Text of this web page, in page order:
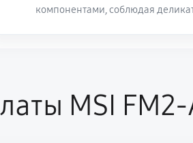
компонентами, соблюдая
MSI